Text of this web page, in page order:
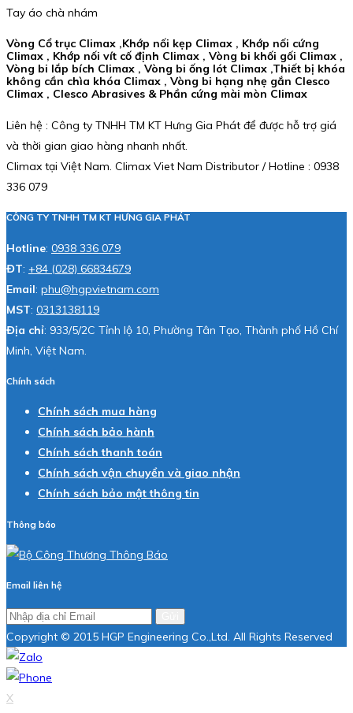
Tay áo chà nhám
Vòng Cổ trục Climax ,Khớp nối kẹp Climax , Khớp nối cứng
Climax , Khớp nối vít cố định Climax , Vòng bi khối gối Climax ,
Vòng bi lắp bích Climax , Vòng bi ống lót Climax ,Thiết bị khóa
không cần chìa khóa Climax , Vòng bi hạng nhẹ gắn Clesco
Climax , Clesco Abrasives & Phần cứng mài mòn Climax
Liên hệ : Công ty TNHH TM KT Hưng Gia Phát để được hỗ trợ giá
và thời gian giao hàng nhanh nhất.
Climax tại Việt Nam. Climax Viet Nam Distributor / Hotline : 0938
336 079
CÔNG TY TNHH TM KT HƯNG GIA PHÁT
Hotline: 0938 336 079
ĐT: +84 (028) 66834679
Email: phu@hgpvietnam.com
MST: 0313138119
Địa chỉ: 933/5/2C Tỉnh lộ 10, Phường Tân Tạo, Thành phố Hồ Chí
Minh, Việt Nam.
Chính sách
Chính sách mua hàng
Chính sách bảo hành
Chính sách thanh toán
Chính sách vận chuyển và giao nhận
Chính sách bảo mật thông tin
Thông báo
Email liên hệ
Copyright © 2015 HGP Engineering Co.,Ltd. All Rights Reserved
X